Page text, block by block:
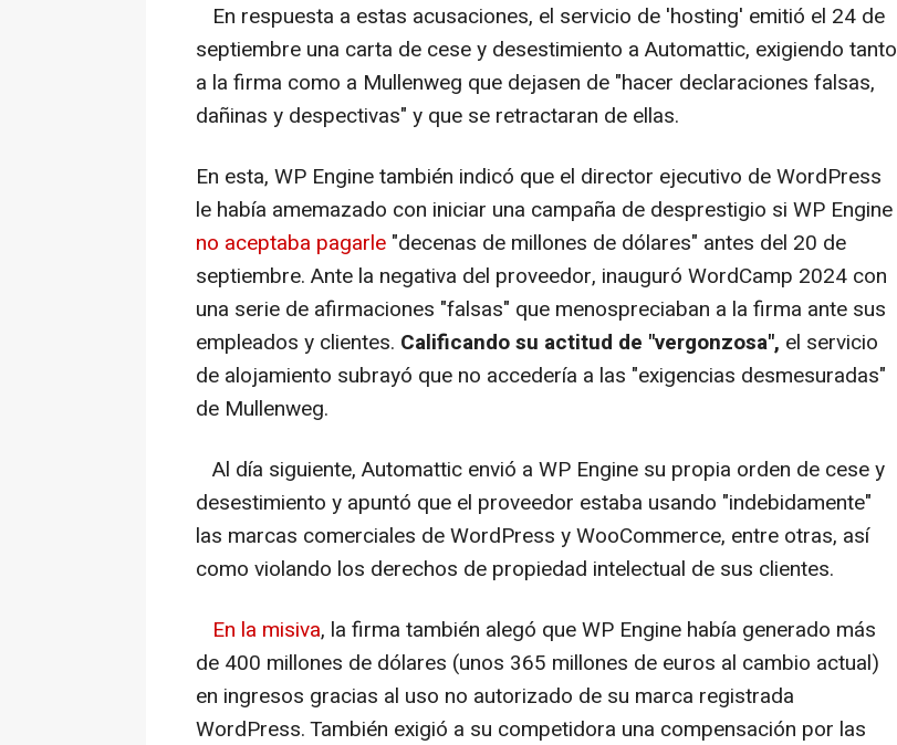
En respuesta a estas acusaciones, el servicio de 'hosting' emitió el 24 de
septiembre una carta de cese y desestimiento a Automattic, exigiendo tanto
a la firma como a Mullenweg que dejasen de "hacer declaraciones falsas,
dañinas y despectivas" y que se retractaran de ellas.
En esta, WP Engine también indicó que el director ejecutivo de WordPress
le había amemazado con iniciar una campaña de desprestigio si WP Engine
no aceptaba pagarle "decenas de millones de dólares" antes del 20 de
septiembre. Ante la negativa del proveedor, inauguró WordCamp 2024 con
una serie de afirmaciones "falsas" que menospreciaban a la firma ante sus
empleados y clientes. Calificando su actitud de "vergonzosa", el servicio
de alojamiento subrayó que no accedería a las "exigencias desmesuradas"
de Mullenweg.
Al día siguiente, Automattic envió a WP Engine su propia orden de cese y
desestimiento y apuntó que el proveedor estaba usando "indebidamente"
las marcas comerciales de WordPress y WooCommerce, entre otras, así
como violando los derechos de propiedad intelectual de sus clientes.
En la misiva, la firma también alegó que WP Engine había generado más
de 400 millones de dólares (unos 365 millones de euros al cambio actual)
en ingresos gracias al uso no autorizado de su marca registrada
WordPress. También exigió a su competidora una compensación por las